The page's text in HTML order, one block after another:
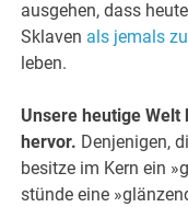
ausgehen, dass
Sklaven als jemals
leben.
Unsere heutige
hervor. Denjenigen,
besitze im Kern ein
stünde eine